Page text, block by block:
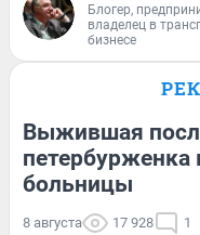
Блогер,
владелец в
бизнесе
Выжившая
петербурженка
больницы
8 августа 17 928 1